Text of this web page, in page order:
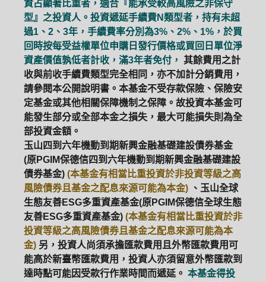
ETF 中國好時平衡 壽星優惠
醫療生化 中國品牌 0%手續費
基金申購 策略成長 拉丁美洲
大中華
資占顯著比重者，適合『能承受較高風險之非保守
型』之投資人。投資遞延手續費N類型者，持有未超
過1、2、3年，手續費率分別為3%、2%、1%，於買
回時按每受益權單位申購日發行價格或買回日單位淨
資產價值孰低者計收，滿3年者免付， 其餘費用之計
收與前收手續費類型完全相同，亦不加計分銷費用，
請參閱本公開說明書。本基金不受存款保險、保險安
定基金或其他相關保障機制之保障。故投資本基金可
能發生部分或全部本金之損失，最大可能損失則為全
部投資金額。
玉山四到六年機動到期新興金融基礎建設債券基金
(原PGIM保德信四到六年機動到期新興金融基礎建設
債券基金) (本基金有相當比重投資於非投資等級之高
風險債券且基金之配息來源可能為本金) 、玉山全球
生態友善ESG多重資產基金(原PGIM保德信全球生態
友善ESG多重資產基金) (本基金有相當比重投資於非
投資等級之高風險債券且基金之配息來源可能為本
金) 另，投資人尚須承擔匯款費用且外幣匯款費用可
能高於新臺幣匯款費用，投資人亦須留意外幣匯款到
達時點可能因受款行作業時間而遞延。 本基金得投